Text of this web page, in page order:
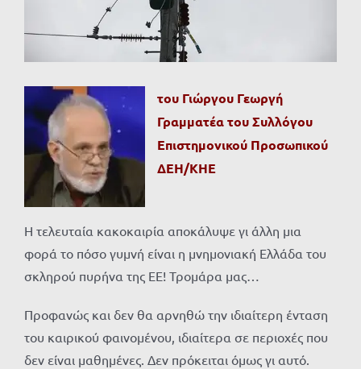
του Γιώργου Γεωργή
Γραμματέα του Συλλόγου
Επιστημονικού Προσωπικού
ΔΕΗ/ΚΗΕ
Η τελευταία κακοκαιρία αποκάλυψε γι άλλη μια
φορά το πόσο γυμνή είναι η μνημονιακή Ελλάδα του
σκληρού πυρήνα της ΕΕ! Τρομάρα μας…
Προφανώς και δεν θα αρνηθώ την ιδιαίτερη ένταση
του καιρικού φαινομένου, ιδιαίτερα σε περιοχές που
δεν είναι μαθημένες. Δεν πρόκειται όμως γι αυτό.